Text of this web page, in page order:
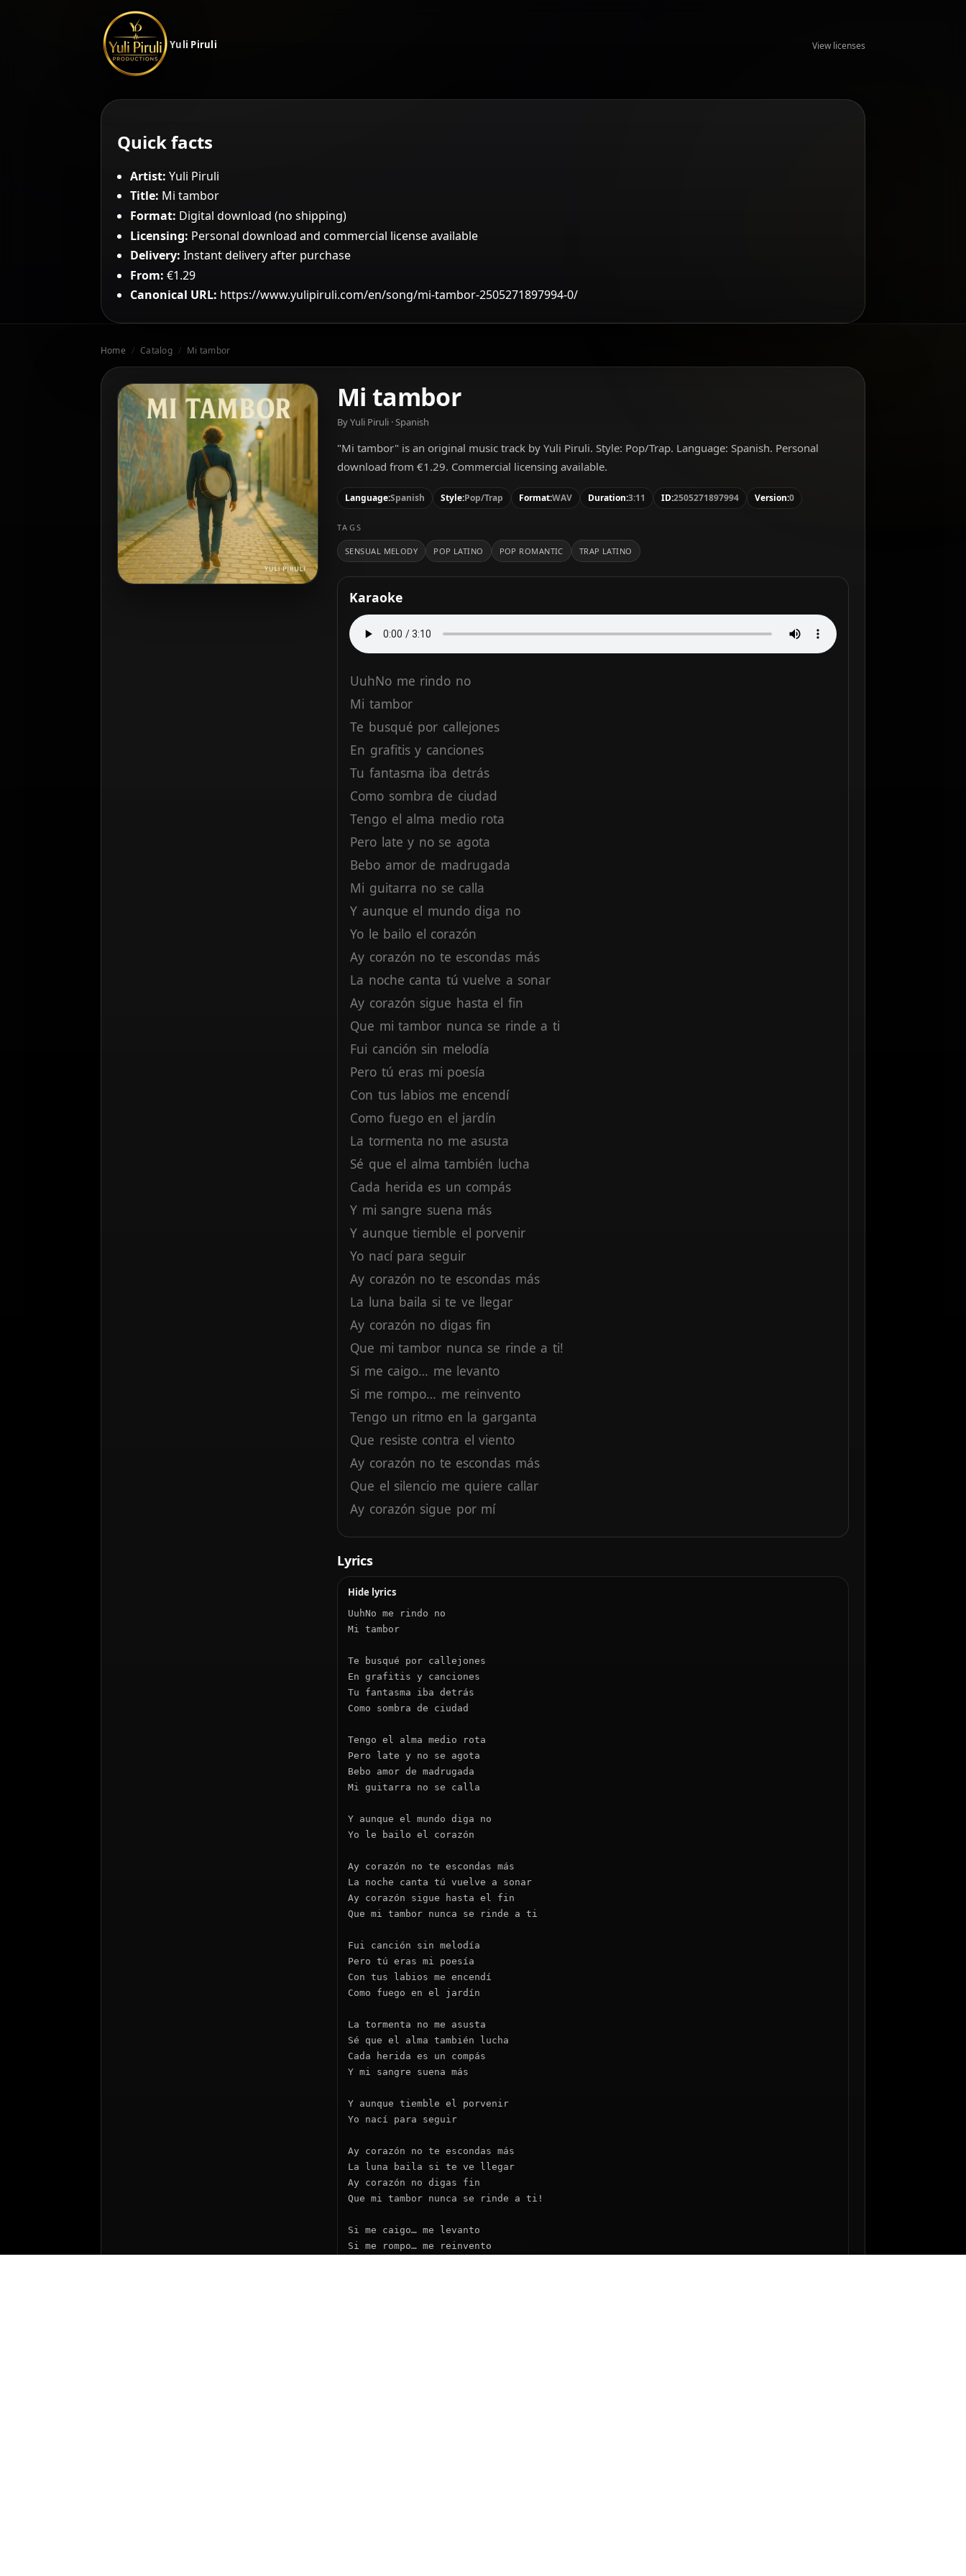
Yuli Piruli View licenses
Quick facts
Artist: Yuli Piruli
Title: Mi tambor
Format: Digital download (no shipping)
Licensing: Personal download and commercial license available
Delivery: Instant delivery after purchase
From: €1.29
Canonical URL: https://www.yulipiruli.com/en/song/mi-tambor-2505271897994-0/
Home / Catalog / Mi tambor
Mi tambor
By Yuli Piruli · Spanish
"Mi tambor" is an original music track by Yuli Piruli. Style: Pop/Trap. Language: Spanish. Personal
download from €1.29. Commercial licensing available.
Language:Spanish Style:Pop/Trap Format:WAV Duration:3:11 ID:2505271897994 Version:0
TAGS
SENSUAL MELODY POP LATINO POP ROMANTIC TRAP LATINO
Karaoke
UuhNo me rindo no
Mi tambor
Te busqué por callejones
En grafitis y canciones
Tu fantasma iba detrás
Como sombra de ciudad
Tengo el alma medio rota
Pero late y no se agota
Bebo amor de madrugada
Mi guitarra no se calla
Y aunque el mundo diga no
Yo le bailo el corazón
Ay corazón no te escondas más
La noche canta tú vuelve a sonar
Ay corazón sigue hasta el fin
Que mi tambor nunca se rinde a ti
Fui canción sin melodía
Pero tú eras mi poesía
Con tus labios me encendí
Como fuego en el jardín
La tormenta no me asusta
Sé que el alma también lucha
Cada herida es un compás
Y mi sangre suena más
Y aunque tiemble el porvenir
Yo nací para seguir
Ay corazón no te escondas más
La luna baila si te ve llegar
Ay corazón no digas fin
Que mi tambor nunca se rinde a ti!
Si me caigo… me levanto
Si me rompo… me reinvento
Tengo un ritmo en la garganta
Que resiste contra el viento
Ay corazón no te escondas más
Que el silencio me quiere callar
Ay corazón sigue por mí
Mi tambor
Y mi alma tampoco
Lyrics
Hide lyrics
UuhNo me rindo no
Mi tambor
Te busqué por callejones
En grafitis y canciones
Tu fantasma iba detrás
Como sombra de ciudad
Tengo el alma medio rota
Pero late y no se agota
Bebo amor de madrugada
Mi guitarra no se calla
Y aunque el mundo diga no
Yo le bailo el corazón
Ay corazón no te escondas más
La noche canta tú vuelve a sonar
Ay corazón sigue hasta el fin
Que mi tambor nunca se rinde a ti
Fui canción sin melodía
Pero tú eras mi poesía
Con tus labios me encendí
Como fuego en el jardín
La tormenta no me asusta
Sé que el alma también lucha
Cada herida es un compás
Y mi sangre suena más
Y aunque tiemble el porvenir
Yo nací para seguir
Ay corazón no te escondas más
La luna baila si te ve llegar
Ay corazón no digas fin
Que mi tambor nunca se rinde a ti!
Si me caigo… me levanto
Si me rompo… me reinvento